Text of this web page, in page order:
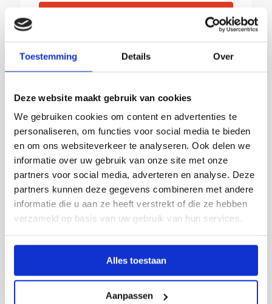
Toestemming Details Over
Deze website maakt gebruik van cookies
We gebruiken cookies om content en advertenties te
personaliseren, om functies voor social media te bieden
en om ons websiteverkeer te analyseren. Ook delen we
informatie over uw gebruik van onze site met onze
partners voor social media, adverteren en analyse. Deze
partners kunnen deze gegevens combineren met andere
informatie die u aan ze heeft verstrekt of die ze hebben
verzameld op basis van uw gebruik van hun services.
Alles toestaan
Aanpassen
BIJ SIKKEMA:
Producten van topkwaliteit
Franco vanaf € 150,-
Leverbaar uit voorraad
Advies op maat
Snelle levering
Artikelnummer:
340801
Bundel
Eenheid:
1
Bruin